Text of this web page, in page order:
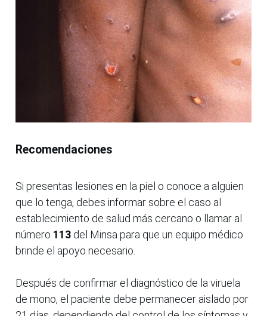
Recomendaciones
Si presentas lesiones en la piel o conoce a alguien
que lo tenga, debes informar sobre el caso al
establecimiento de salud más cercano o llamar al
número 113 del Minsa para que un equipo médico
brinde el apoyo necesario.
Después de confirmar el diagnóstico de la viruela
de mono, el paciente debe permanecer aislado por